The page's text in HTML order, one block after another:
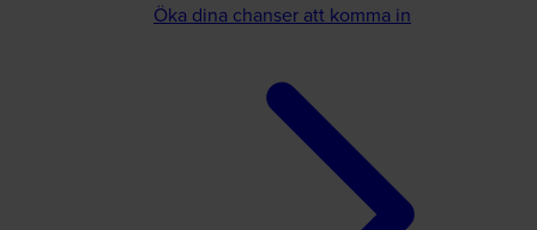
Öka dina chanser att komma in